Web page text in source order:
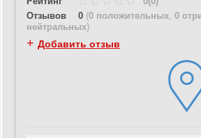
Отзывов
0 (0 положительных, 0
нейтральных)
+ Добавить отзыв